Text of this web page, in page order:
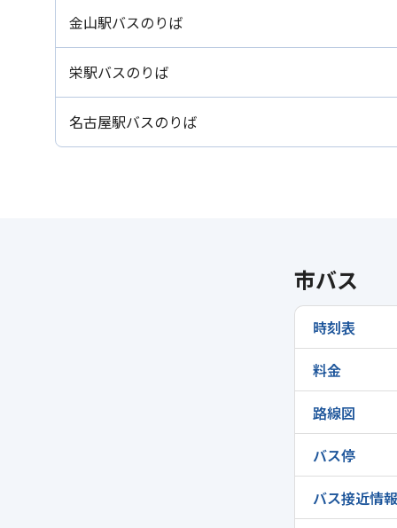
金山駅バスのりば
栄駅バスのりば
名古屋駅バスのりば
市バス
時刻表
料金
路線図
バス停
バス接近情報